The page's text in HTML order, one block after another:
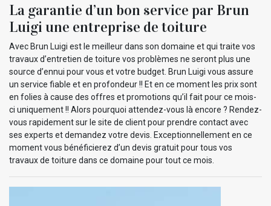
La garantie d’un bon service par Brun
Luigi une entreprise de toiture
Avec Brun Luigi est le meilleur dans son domaine et qui traite vos
travaux d’entretien de toiture vos problèmes ne seront plus une
source d’ennui pour vous et votre budget. Brun Luigi vous assure
un service fiable et en profondeur !! Et en ce moment les prix sont
en folies à cause des offres et promotions qu’il fait pour ce mois-
ci uniquement !! Alors pourquoi attendez-vous là encore ? Rendez-
vous rapidement sur le site de client pour prendre contact avec
ses experts et demandez votre devis. Exceptionnellement en ce
moment vous bénéficierez d’un devis gratuit pour tous vos
travaux de toiture dans ce domaine pour tout ce mois.